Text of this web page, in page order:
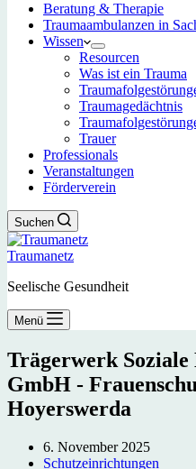
Beratung & Therapie
Traumaambulanzen in
Wissen
Resourcen
Was ist ein Trauma
Traumagedächtnis
Trauer
Professionals
Veranstaltungen
Förderverein
Suchen
Traumanetz
Seelische Gesundheit
Menü
Trägerwerk Soziale
GmbH -
Hoyerswerda
6. November 2025
Schutzeinrichtungen